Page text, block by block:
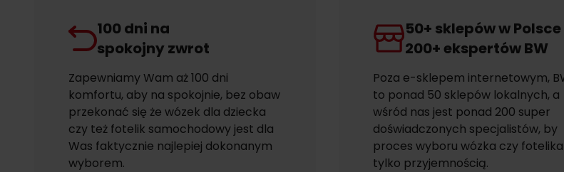
100 dni na
spokojny zwrot
Zapewniamy Wam aż 100 dni
komfortu, aby na spokojnie, bez obaw
przekonać się że wózek dla dziecka
czy też fotelik samochodowy jest dla
Was faktycznie najlepiej dokonanym
wyborem.
50+ sklepów w Polsce
200+ ekspertów BW
Poza e-sklepem internetowym,
to ponad 50 sklepów lokalnych, a
wśród nas jest ponad 200 super
doświadczonych specjalistów, by
proces wyboru wózka czy fotelika
tylko przyjemnością.